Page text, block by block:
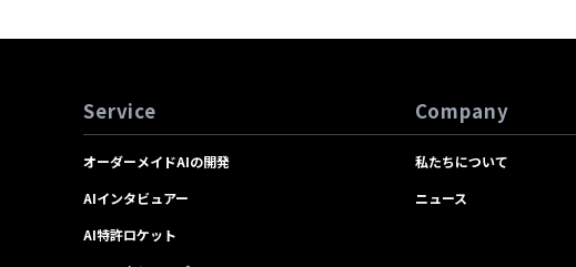
Service
オーダーメイドAIの開発
AIインタビュアー
AI特許ロケット
Company
私たちについて
ニュース